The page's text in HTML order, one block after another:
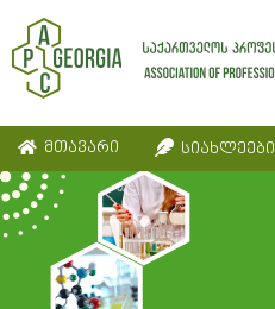
მთავარი სიახლეები